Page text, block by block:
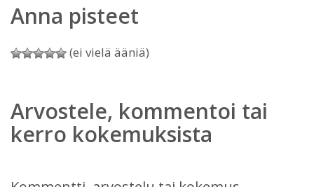
Anna pisteet
(ei vielä ääniä)
Arvostele, kommentoi tai
kerro kokemuksista